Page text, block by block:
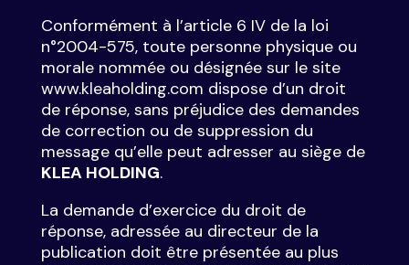
Conformément à l’article 6 IV de la loi
n°2004-575, toute personne physique ou
morale nommée ou désignée sur le site
www.kleaholding.com dispose d’un droit
de réponse, sans préjudice des demandes
de correction ou de suppression du
message qu’elle peut adresser au siège de
KLEA HOLDING.
La demande d’exercice du droit de
réponse, adressée au directeur de la
publication doit être présentée au plus